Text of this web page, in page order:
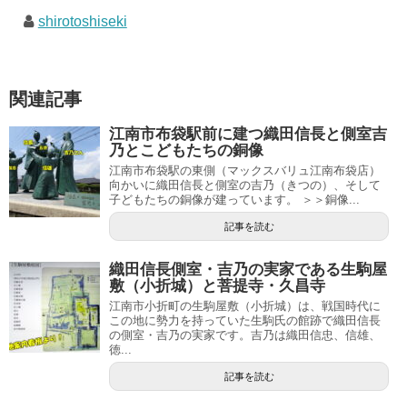
shirotoshiseki
関連記事
江南市布袋駅前に建つ織田信長と側室吉
乃とこどもたちの銅像
江南市布袋駅の東側（マックスバリュ江南布袋店）
向かいに織田信長と側室の吉乃（きつの）、そして
子どもたちの銅像が建っています。 ＞＞銅像...
記事を読む
織田信長側室・吉乃の実家である生駒屋
敷（小折城）と菩提寺・久昌寺
江南市小折町の生駒屋敷（小折城）は、戦国時代に
この地に勢力を持っていた生駒氏の館跡で織田信長
の側室・吉乃の実家です。吉乃は織田信忠、信雄、
徳...
記事を読む